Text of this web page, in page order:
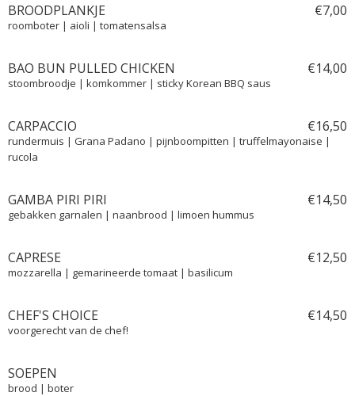
BROODPLANKJE €7,00
roomboter | aioli | tomatensalsa
BAO BUN PULLED CHICKEN €14,00
stoombroodje | komkommer | sticky Korean BBQ saus
CARPACCIO €16,50
rundermuis | Grana Padano | pijnboompitten | truffelmayonaise |
rucola
GAMBA PIRI PIRI €14,50
gebakken garnalen | naanbrood | limoen hummus
CAPRESE €12,50
mozzarella | gemarineerde tomaat | basilicum
CHEF'S CHOICE €14,50
voorgerecht van de chef!
SOEPEN
brood | boter